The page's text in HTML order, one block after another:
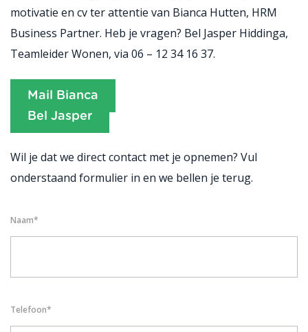
motivatie en cv ter attentie van Bianca Hutten, HRM
Business Partner. Heb je vragen? Bel Jasper Hiddinga,
Teamleider Wonen, via 06 – 12 34 16 37.
Mail Bianca
Bel Jasper
Wil je dat we direct contact met je opnemen? Vul
onderstaand formulier in en we bellen je terug.
Naam*
Telefoon*